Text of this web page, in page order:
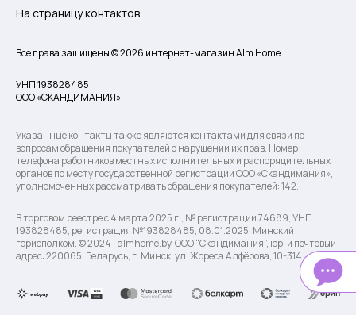
На страницу контактов
Все права защищены © 2026 интернет-магазин Alm Home.
УНП 193828485
ООО «СКАНДИМАНИЯ»
Указанные контакты также являются контактами для связи по
вопросам обращения покупателей о нарушении их прав. Номер
телефона работников местных исполнительных и распорядительных
органов по месту государственной регистрации ООО «Скандимания»,
уполномоченных рассматривать обращения покупателей: 142.
В торговом реестре с 4 марта 2025 г., № регистрации 74689, УНП
193828485, регистрация №193828485, 08.01.2025, Минский
горисполком. © 2024– almhome.by, ООО “Скандимания”, юр. и почтовый
адрес: 220065, Беларусь, г. Минск, ул. Жореса Алфёрова, 10-314